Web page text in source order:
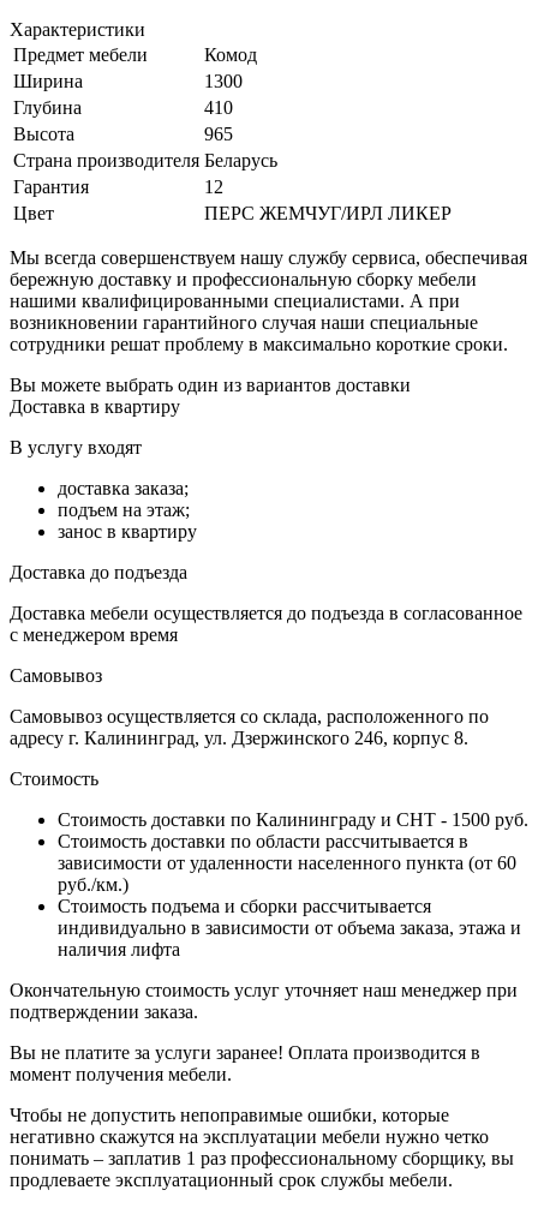
Характеристики
Предмет мебели
Комод
Ширина
1300
Глубина
410
Высота
965
Страна производителя Беларусь
Гарантия
12
Цвет
ПЕРС ЖЕМЧУГ/ИРЛ ЛИКЕР
Мы всегда совершенствуем нашу службу сервиса, обеспечивая
бережную доставку и профессиональную сборку мебели
нашими квалифицированными специалистами. А при
возникновении гарантийного случая наши специальные
сотрудники решат проблему в максимально короткие сроки.
Вы можете выбрать один из вариантов доставки
Доставка в квартиру
В услугу входят
доставка заказа;
подъем на этаж;
занос в квартиру
Доставка до подъезда
Доставка мебели осуществляется до подъезда в согласованное
с менеджером время
Самовывоз
Самовывоз осуществляется со склада, расположенного по
адресу г. Калининград, ул. Дзержинского 246, корпус 8.
Стоимость
Стоимость доставки по Калининграду и СНТ - 1500 руб.
Стоимость доставки по области рассчитывается в
зависимости от удаленности населенного пункта (от 60
руб./км.)
Стоимость подъема и сборки рассчитывается
индивидуально в зависимости от объема заказа, этажа и
наличия лифта
Окончательную стоимость услуг уточняет наш менеджер при
подтверждении заказа.
Вы не платите за услуги заранее! Оплата производится в
момент получения мебели.
Чтобы не допустить непоправимые ошибки, которые
негативно скажутся на эксплуатации мебели нужно четко
понимать – заплатив 1 раз профессиональному сборщику, вы
продлеваете эксплуатационный срок службы мебели.